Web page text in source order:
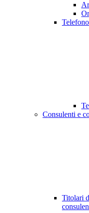
Consulenti e
Titolari